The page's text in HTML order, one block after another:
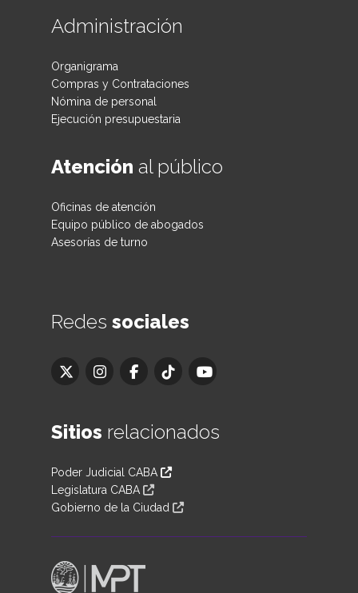
Administración
Organigrama
Compras y Contrataciones
Nómina de personal
Ejecución presupuestaria
Atención al público
Oficinas de atención
Equipo público de abogados
Asesorías de turno
Redes sociales
Sitios relacionados
Poder Judicial CABA
Legislatura CABA
Gobierno de la Ciudad